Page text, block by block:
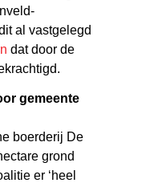
al vastgelegd
dat door de
gemeente
boerderij De
grond
er ‘heel